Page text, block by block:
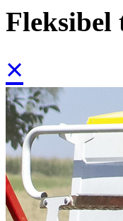
Fleksibel
×